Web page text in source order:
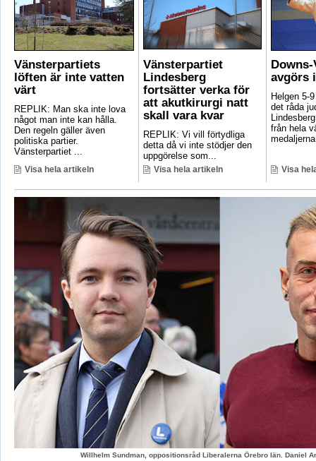
Vänsterpartiets
löften är inte vatten
värt
REPLIK: Man ska inte lova
något man inte kan hålla.
Den regeln gäller även
politiska partier.
Vänsterpartiet ...
Visa hela artikeln
Vänsterpartiet
Lindesberg
fortsätter verka för
att akutkirurgi natt
skall vara kvar
REPLIK: Vi vill förtydliga
detta då vi inte stödjer den
uppgörelse som...
Visa hela artikeln
avgörs
Helgen 5-
det råda
från hela
Visa
Willhelm Sundman, oppositionsråd Liberalerna Örebro län. Daniel